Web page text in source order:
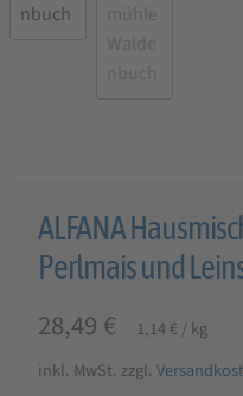
ALFANA
Perlmais und
28,49 € 1,14 €/kg
inkl. MwSt. zzgl.